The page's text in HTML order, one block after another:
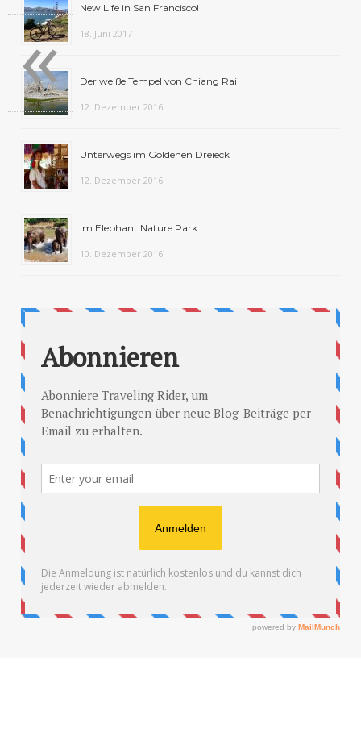
New Life in San Francisco!
18. Juni 2017
Der weiße Tempel von Chiang Rai
12. Dezember 2016
Unterwegs im Goldenen Dreieck
12. Dezember 2016
Im Elephant Nature Park
10. Dezember 2016
«